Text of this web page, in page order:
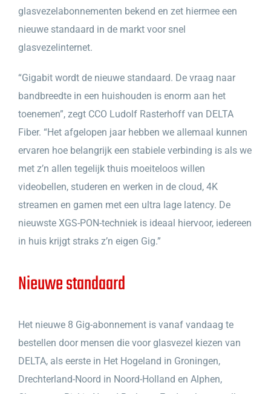
glasvezelabonnementen bekend en zet hiermee een
nieuwe standaard in de markt voor snel
glasvezelinternet.
“Gigabit wordt de nieuwe standaard. De vraag naar
bandbreedte in een huishouden is enorm aan het
toenemen”, zegt CCO Ludolf Rasterhoff van DELTA
Fiber. “Het afgelopen jaar hebben we allemaal kunnen
ervaren hoe belangrijk een stabiele verbinding is als we
met z’n allen tegelijk thuis moeiteloos willen
videobellen, studeren en werken in de cloud, 4K
streamen en gamen met een ultra lage latency. De
nieuwste XGS-PON-techniek is ideaal hiervoor, iedereen
in huis krijgt straks z’n eigen Gig.”
Nieuwe standaard
Het nieuwe 8 Gig-abonnement is vanaf vandaag te
bestellen door mensen die voor glasvezel kiezen van
DELTA, als eerste in Het Hogeland in Groningen,
Drechterland-Noord in Noord-Holland en Alphen,